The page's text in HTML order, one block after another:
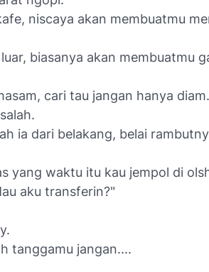
niscaya akan membuatmu
biasanya akan membuatmu
cari tau jangan hanya
ia dari belakang, belai
yang waktu itu kau jempol di
aku transferin?"
tanggamu jangan....